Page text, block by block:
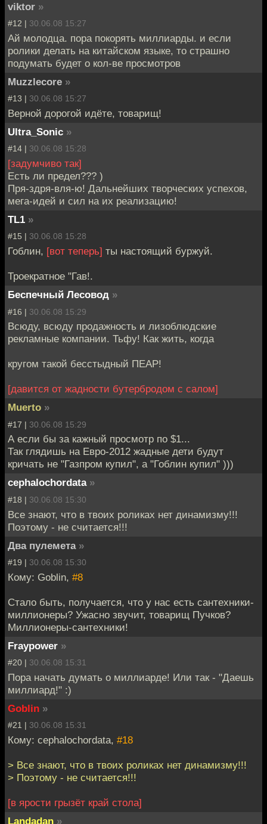
viktor »
#12 | 30.06.08 15:27
Ай молодца. пора покорять миллиарды. и если
ролики делать на китайском языке, то страшно
подумать будет о кол-ве просмотров
Muzzlecore »
#13 | 30.06.08 15:27
Верной дорогой идёте, товарищ!
Ultra_Sonic »
#14 | 30.06.08 15:28
[задумчиво так]
Есть ли предел??? )
Пря-здря-вля-ю! Дальнейших творческих успехов,
мега-идей и сил на их реализацию!
TL1 »
#15 | 30.06.08 15:28
Гоблин, [вот теперь] ты настоящий буржуй.
Троекратное "Гав!.
Беспечный Лесовод »
#16 | 30.06.08 15:29
Всюду, всюду продажность и лизоблюдские
рекламные компании. Тьфу! Как жить, когда
кругом такой бесстыдный ПЕАР!
[давится от жадности бутербродом с салом]
Muerto »
#17 | 30.06.08 15:29
А если бы за кажный просмотр по $1...
Так глядишь на Евро-2012 жадные дети будут
кричать не "Газпром купил", а "Гоблин купил" )))
cephalochordata »
#18 | 30.06.08 15:30
Все знают, что в твоих роликах нет динамизму!!!
Поэтому - не считается!!!
Два пулемета »
#19 | 30.06.08 15:30
Кому: Goblin, #8
Стало быть, получается, что у нас есть сантехники-
миллионеры? Ужасно звучит, товарищ Пучков?
Миллионеры-сантехники!
Fraypower »
#20 | 30.06.08 15:31
Пора начать думать о миллиарде! Или так - "Даешь
миллиард!" :)
Goblin »
#21 | 30.06.08 15:31
Кому: cephalochordata, #18
> Все знают, что в твоих роликах нет динамизму!!!
> Поэтому - не считается!!!
[в ярости грызёт край стола]
Landadan »